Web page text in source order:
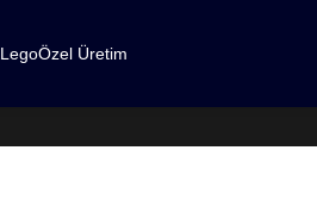
LegoÖzel Üretim